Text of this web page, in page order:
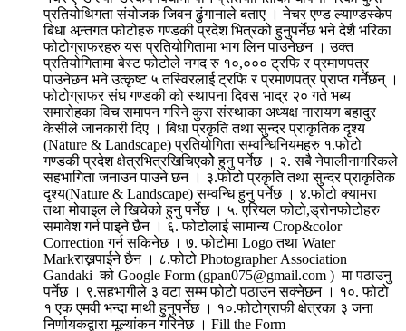
प्रतियोथिगता संयोजक जिवन ढुंगानाले बताए । नेचर एण्ड ल्याण्डस्केप
बिधा अन्र्तगत फोटोहरु गण्डकी प्रदेश भित्रको हुनुपर्नेछ भने देशै भरिका
फोटोग्राफरहरु यस प्रतियोगितामा भाग लिन पाउनेछन । उक्त
प्रतियोगितामा बेस्ट फोटोले नगद रु १०,००० ट्रफि र प्रमाणपत्र
पाउनेछन भने उत्कृष्ट ५ तस्विरलाई ट्रफि र प्रमाणपत्र प्राप्त गर्नेछन् ।
फोटोग्राफर संघ गण्डकी को स्थापना दिवस भाद्र २० गते भब्य
समारोहका विच समापन गरिने कुरा संस्थाका अध्यक्ष नारायण बहादुर
केसीले जानकारी दिए । बिधा प्रकृति तथा सुन्दर प्राकृतिक दृश्य
(Nature & Landscape) प्रतियोगिता सम्वन्धिनियमहरु १.फोटो
गण्डकी प्रदेश क्षेत्रभित्रखिचिएकोे हुनु पर्नेछ । २. सबै नेपालीनागरिकले
सहभागिता जनाउन पाउने छन । ३.फोटो प्रकृति तथा सुन्दर प्राकृतिक
दृश्य(Nature & Landscape) सम्वन्धि हुनु पर्नेछ । ४.फोटो क्यामरा
तथा मोवाइल ले खिचेको हुनु पर्नेछ । ५. एरियल फोटो,ड्रोनफोटोहरु
समावेश गर्न पाइने छैन । ६. फोटोलाई सामान्य Crop&color
Correction गर्न सकिनेछ । ७. फोटोमा Logo तथा Water
Markराख्नपाईने छैन । ८.फोटो Photographer Association
Gandaki को Google Form (gpan075@gmail.com ) मा पठाउनु
पर्नेछ । ९.सहभागीले ३ वटा सम्म फोटो पठाउन सक्नेछन । १०. फोटो
१ एक एमवी भन्दा माथी हुनुपर्नेछ । १०.फोटोग्राफी क्षेत्रका ३ जना
निर्णायकद्वारा मूल्यांकन गरिनेछ । Fill the Form